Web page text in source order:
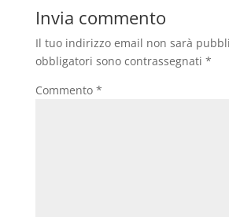
Invia commento
Il tuo indirizzo email non sarà
obbligatori sono contrassegnati *
Commento *